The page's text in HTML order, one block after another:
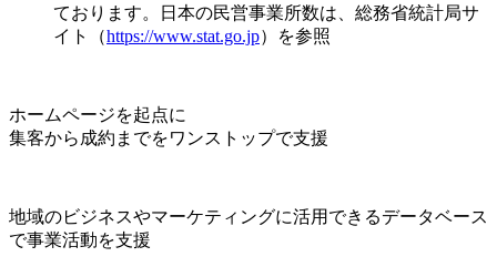
ております。日本の民営事業所数は、総務省統計局サ
イト（https://www.stat.go.jp）を参照
ホームページを起点に
集客から成約までをワンストップで支援
地域のビジネスやマーケティングに活用できるデータベース
で事業活動を支援